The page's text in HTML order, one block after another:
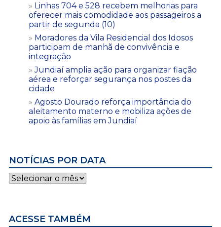
Linhas 704 e 528 recebem melhorias para
oferecer mais comodidade aos passageiros a
partir de segunda (10)
Moradores da Vila Residencial dos Idosos
participam de manhã de convivência e
integração
Jundiaí amplia ação para organizar fiação
aérea e reforçar segurança nos postes da
cidade
Agosto Dourado reforça importância do
aleitamento materno e mobiliza ações de
apoio às famílias em Jundiaí
NOTÍCIAS POR DATA
Notícias
por
ACESSE TAMBÉM